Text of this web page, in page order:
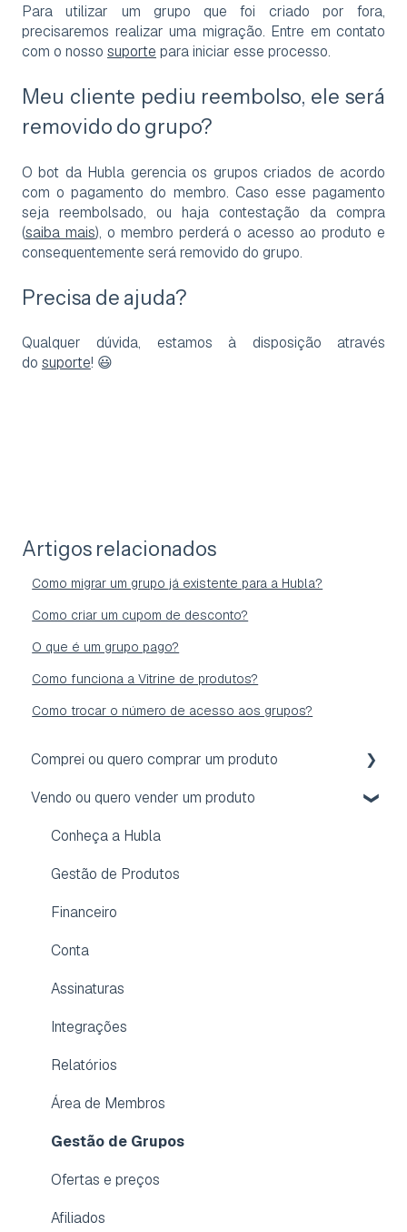
Para utilizar um grupo que foi criado por fora,
precisaremos realizar uma migração. Entre em contato
com o nosso suporte para iniciar esse processo.
Meu cliente pediu reembolso, ele será
removido do grupo?
O bot da Hubla gerencia os grupos criados de acordo
com o pagamento do membro. Caso esse pagamento
seja reembolsado, ou haja contestação da compra
(saiba mais), o membro perderá o acesso ao produto e
consequentemente será removido do grupo.
Precisa de ajuda?
Qualquer dúvida, estamos à disposição através
do suporte! 😃
Artigos relacionados
Como migrar um grupo já existente para a Hubla?
Como criar um cupom de desconto?
O que é um grupo pago?
Como funciona a Vitrine de produtos?
Como trocar o número de acesso aos grupos?
Comprei ou quero comprar um produto
Acesso
Reembolso
Assinatura
Conta
Dúvidas frequentes
Aplicativo para membros
Vendo ou quero vender um produto
Conheça a Hubla
Gestão de Produtos
Financeiro
Conta
Assinaturas
Integrações
Relatórios
Área de Membros
Gestão de Grupos
Ofertas e preços
Afiliados